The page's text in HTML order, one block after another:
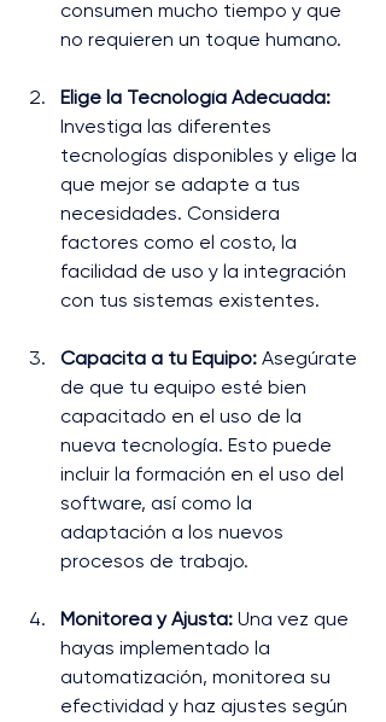
consumen mucho tiempo y que
no requieren un toque humano.
Elige la Tecnología Adecuada:
Investiga las diferentes
tecnologías disponibles y elige la
que mejor se adapte a tus
necesidades. Considera
factores como el costo, la
facilidad de uso y la integración
con tus sistemas existentes.
Capacita a tu Equipo: Asegúrate
de que tu equipo esté bien
capacitado en el uso de la
nueva tecnología. Esto puede
incluir la formación en el uso del
software, así como la
adaptación a los nuevos
procesos de trabajo.
Monitorea y Ajusta: Una vez que
hayas implementado la
automatización, monitorea su
efectividad y haz ajustes según